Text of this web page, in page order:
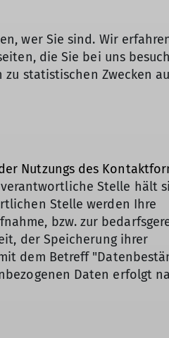
wer Sie sind. Wir
die Sie bei uns
statistischen Zwecken
Nutzungs des
verantwortliche Stelle hält
Stelle werden Ihre
bzw. zur
der Speicherung ihrer
dem Betreff
Daten erfolgt